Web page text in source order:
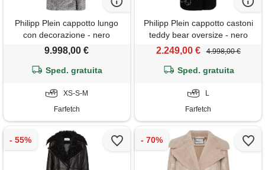
Philipp Plein cappotto lungo
con decorazione - nero
9.998,00 €
Sped. gratuita
XS-S-M
Farfetch
Philipp Plein cappotto castoni
teddy bear oversize - nero
2.249,00 € 4.998,00 €
Sped. gratuita
L
Farfetch